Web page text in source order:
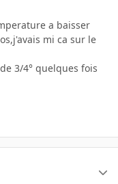
a baisser
mi ca sur le
3/4° quelques fois